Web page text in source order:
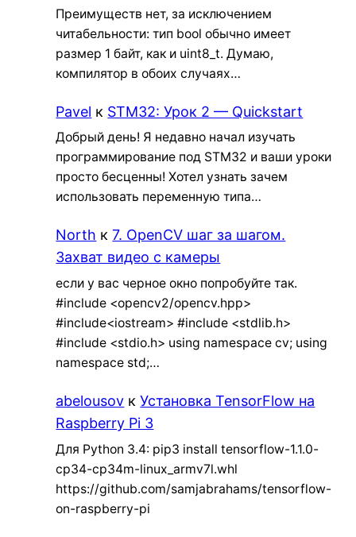
Преимуществ нет, за исключением
читабельности: тип bool обычно имеет
размер 1 байт, как и uint8_t. Думаю,
компилятор в обоих случаях…
Pavel к STM32: Урок 2 — Quickstart
Добрый день! Я недавно начал изучать
программирование под STM32 и ваши уроки
просто бесценны! Хотел узнать зачем
использовать переменную типа…
North к7. OpenCV шаг за шагом.
Захват видео с камеры
если у вас черное окно попробуйте так.
#include <opencv2/opencv.hpp>
#include<iostream> #include <stdlib.h>
#include <stdio.h> using namespace cv; using
namespace std;…
abelousov кУстановка TensorFlow на
Raspberry Pi 3
Для Python 3.4: pip3 install tensorflow-1.1.0-
cp34-cp34m-linux_armv7l.whl
https://github.com/samjabrahams/tensorflow-
on-raspberry-pi